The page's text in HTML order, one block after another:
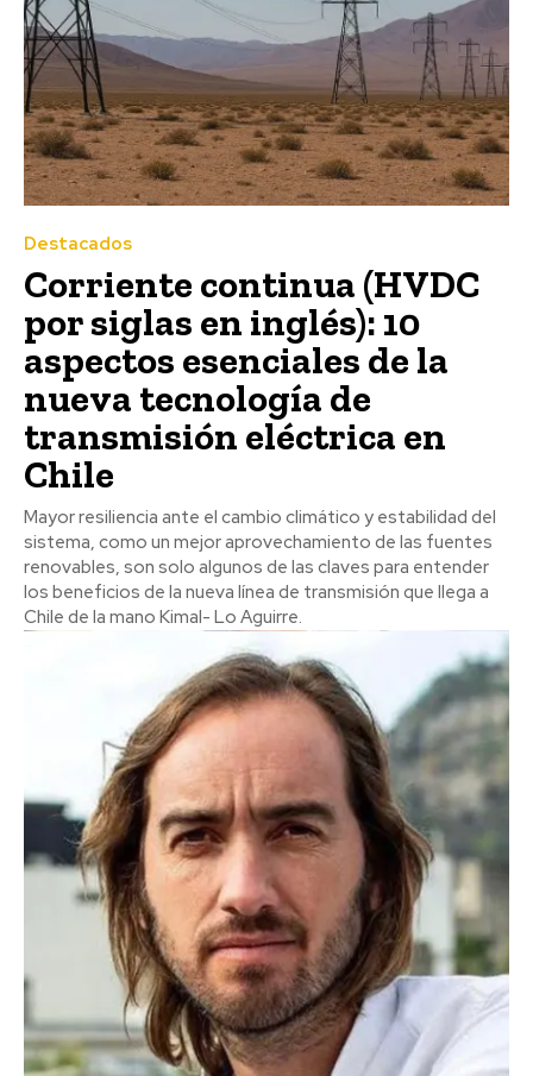
Destacados
Corriente continua (HVDC
por siglas en inglés): 10
aspectos esenciales de la
nueva tecnología de
transmisión eléctrica en
Chile
Mayor resiliencia ante el cambio climático y estabilidad del
sistema, como un mejor aprovechamiento de las fuentes
renovables, son solo algunos de las claves para entender
los beneficios de la nueva línea de transmisión que llega a
Chile de la mano Kimal- Lo Aguirre.